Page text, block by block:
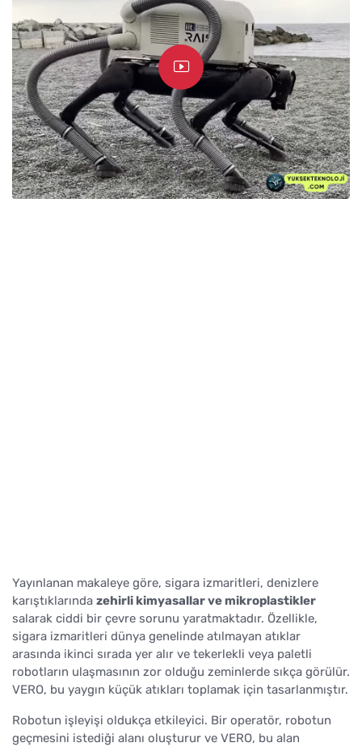
Yayınlanan makaleye göre, sigara izmaritleri, denizlere
karıştıklarında zehirli kimyasallar ve mikroplastikler
salarak ciddi bir çevre sorunu yaratmaktadır. Özellikle,
sigara izmaritleri dünya genelinde atılmayan atıklar
arasında ikinci sırada yer alır ve tekerlekli veya paletli
robotların ulaşmasının zor olduğu zeminlerde sıkça görülür.
VERO, bu yaygın küçük atıkları toplamak için tasarlanmıştır.
Robotun işleyişi oldukça etkileyici. Bir operatör, robotun
geçmesini istediği alanı oluşturur ve VERO, bu alan